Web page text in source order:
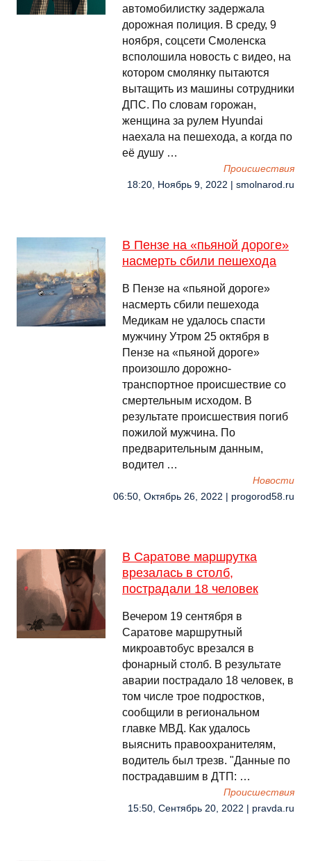
автомобилистку задержала
дорожная полиция. В среду, 9
ноября, соцсети Смоленска
всполошила новость с видео, на
котором смолянку пытаются
вытащить из машины сотрудники
ДПС. По словам горожан,
женщина за рулем Hyundai
наехала на пешехода, а когда по
её душу …
Происшествия
18:20, Ноябрь 9, 2022 | smolnarod.ru
В Пензе на «пьяной дороге»
насмерть сбили пешехода
В Пензе на «пьяной дороге»
насмерть сбили пешехода
Медикам не удалось спасти
мужчину Утром 25 октября в
Пензе на «пьяной дороге»
произошло дорожно-
транспортное происшествие со
смертельным исходом. В
результате происшествия погиб
пожилой мужчина. По
предварительным данным,
водител …
Новости
06:50, Октябрь 26, 2022 | progorod58.ru
В Саратове маршрутка
врезалась в столб,
пострадали 18 человек
Вечером 19 сентября в
Саратове маршрутный
микроавтобус врезался в
фонарный столб. В результате
аварии пострадало 18 человек, в
том числе трое подростков,
сообщили в региональном
главке МВД. Как удалось
выяснить правоохранителям,
водитель был трезв. "Данные по
пострадавшим в ДТП: …
Происшествия
15:50, Сентябрь 20, 2022 | pravda.ru